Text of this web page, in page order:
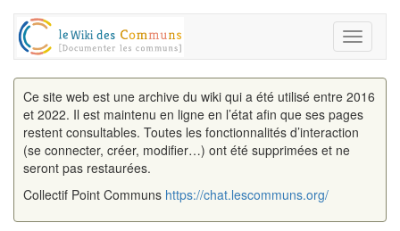
Toggle
Ce site web est une archive du wiki qui a été utilisé entre 2016
et 2022. Il est maintenu en ligne en l’état afin que ses pages
restent consultables. Toutes les fonctionnalités d’interaction
(se connecter, créer, modifier…) ont été supprimées et ne
seront pas restaurées.
Collectif Point Communs https://chat.lescommuns.org/